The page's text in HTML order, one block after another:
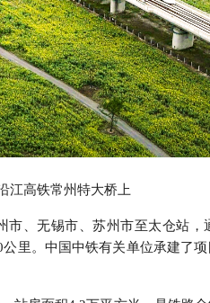
江高铁常州特大桥上
、无锡市、苏州市至太仓站，
公里。中国中铁有关单位承建了